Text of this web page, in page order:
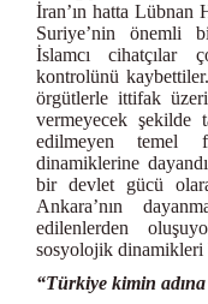
İran’ın hatta Lübnan
Suriye’nin önemli
İslamcı cihatçılar
kontrolünü
örgütlerle ittifak
vermeyecek şekilde
edilmeyen temel
dinamiklerine
bir devlet gücü
Ankara’nın
edilenlerden
sosyolojik dinamikleri
“Türkiye kimin